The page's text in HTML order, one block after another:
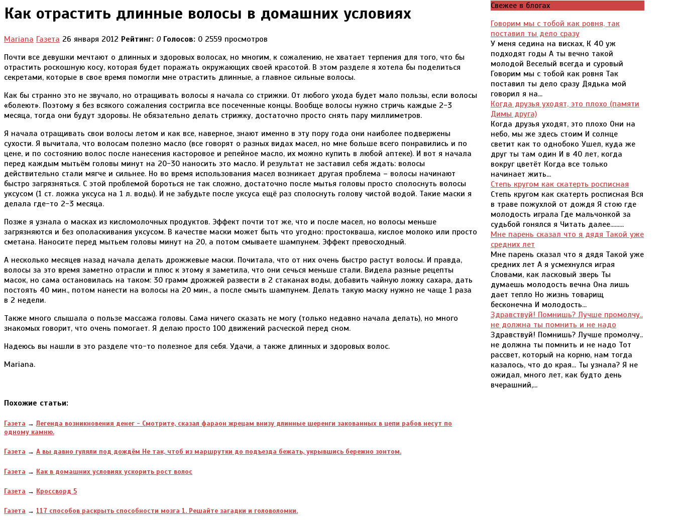
Как отрастить длинные волосы в домашних условиях
Mariana Газета 26 января 2012 Рейтинг: 0 Голосов: 0 2559 просмотров
Почти все девушки мечтают о длинных и здоровых волосах, но многим, к сожалению, не хватает терпения для того, что бы
отрастить роскошную косу, которая будет поражать окружающих своей красотой. В этом разделе я хотела бы поделиться
секретами, которые в свое время помогли мне отрастить длинные, а главное сильные волосы.
Как бы странно это не звучало, но отращивать волосы я начала со стрижки. От любого ухода будет мало пользы, если волосы
«болеют». Поэтому я без всякого сожаления состригла все посеченные концы. Вообще волосы нужно стричь каждые 2-3
месяца, тогда они будут здоровы. Не обязательно делать стрижку, достаточно просто снять пару миллиметров.
Я начала отращивать свои волосы летом и как все, наверное, знают именно в эту пору года они наиболее подвержены
сухости. Я вычитала, что волосам полезно масло (все говорят о разных видах масел, но мне больше всего понравились и по
цене, и по состоянию волос после нанесения касторовое и репейное масло, их можно купить в любой аптеке). И вот я начала
перед каждым мытьём головы минут на 20-30 наносить это масло. И результат не заставил себя ждать: волосы
действительно стали мягче и сильнее. Но во время использования масел возникает другая проблема – волосы начинают
быстро загрязняться. С этой проблемой бороться не так сложно, достаточно после мытья головы просто сполоснуть волосы
уксусом (1 ст. ложка уксуса на 1 л. воды). И не забудьте после уксуса ещё раз сполоснуть голову чистой водой. Такие маски я
делала где-то 2-3 месяца.
Позже я узнала о масках из кисломолочных продуктов. Эффект почти тот же, что и после масел, но волосы меньше
загрязняются и без ополаскивания уксусом. В качестве маски может быть что угодно: простокваша, кислое молоко или просто
сметана. Наносите перед мытьем головы минут на 20, а потом смываете шампунем. Эффект превосходный.
А несколько месяцев назад начала делать дрожжевые маски. Почитала, что от них очень быстро растут волосы. И правда,
волосы за это время заметно отрасли и плюс к этому я заметила, что они сечься меньше стали. Видела разные рецепты
масок, но сама остановилась на таком: 30 грамм дрожжей развести в 2 стаканах воды, добавить чайную ложку сахара, дать
постоять 40 мин., потом нанести на волосы на 20 мин., а после смыть шампунем. Делать такую маску нужно не чаще 1 раза
в 2 недели.
Также много слышала о пользе массажа головы. Сама ничего сказать не могу (только недавно начала делать), но много
знакомых говорит, что очень помогает. Я делаю просто 100 движений расческой перед сном.
Надеюсь вы нашли в это разделе что-то полезное для себя. Удачи, а также длинных и здоровых волос.
Mariana.
Похожие статьи:
Газета →Легенда возникновения денег - Смотрите, сказал фараон жрецам внизу длинные шеренги закованных в цепи рабов несут по
одному камню.
Газета → А вы давно гуляли под дождём Не так, чтоб из маршрутки до подъезда бежать, укрывшись бережно зонтом.
Газета → Как в домашних условиях ускорить рост волос
Газета → Кроссворд 5
Газета → 117 способов раскрыть способности мозга 1. Решайте загадки и головоломки.
Свежее в блогах
Говорим мы с тобой как ровня, так
поставил ты дело сразу
У меня седина на висках, К 40 уж
подходят годы А ты вечно такой
молодой Веселый всегда и суровый
Говорим мы с тобой как ровня Так
поставил ты дело сразу Дядька мой
говорил я на...
Когда друзья уходят, это плохо (памяти
Димы друга)
Когда друзья уходят, это плохо Они на
небо, мы же здесь стоим И солнце
светит как то однобоко Ушел, куда же
друг ты там один И в 40 лет, когда
вокруг цветёт Когда все только
начинает жить...
Степь кругом как скатерть росписная
Степь кругом как скатерть росписная Вся
в траве пожухлой от дождя Я стою где
молодость играла Где мальчонкой за
судьбой гонялся я Читать далее.........
Мне парень сказал что я дядя Такой уже
средних лет
Мне парень сказал что я дядя Такой уже
средних лет А я усмехнулся играя
Словами, как ласковый зверь Ты
думаешь молодость вечна Она лишь
дает тепло Но жизнь товарищ
бесконечна И молодость...
Здравствуй! Помнишь? Лучше промолчу..
не должна ты помнить и не надо
Здравствуй! Помнишь? Лучше промолчу..
не должна ты помнить и не надо Тот
рассвет, который на корню, нам тогда
казалось, что до края... Ты узнала? Я не
ожидал, много лет, как будто день
вчерашний,...